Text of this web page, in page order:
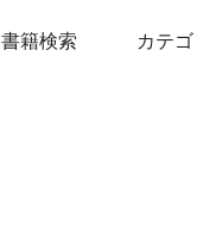
書籍検索 カテゴ